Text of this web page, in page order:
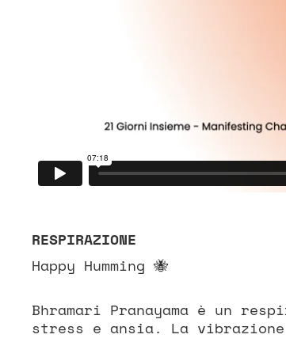
RESPIRAZIONE
Happy Humming 🐝
Bhramari Pranayama è un
stress e ansia. La